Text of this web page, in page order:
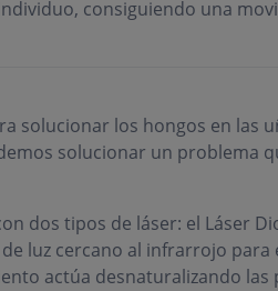
consiguiendo una
solucionar los hongos en las
solucionar un problema
dos tipos de láser: el Láser
luz cercano al infrarrojo
actúa desnaturalizando